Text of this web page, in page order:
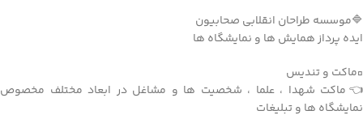
🔷موسسه طراحان انقلابی صحابیون
ایده پرداز همایش ها و نمایشگاه ها
▫️ماکت و تندیس
👈ماکت شهدا ، علما ، شخصیت ها و مشاغل در ابعاد مختلف مخصوص
نمایشگاه ها و تبلیغات